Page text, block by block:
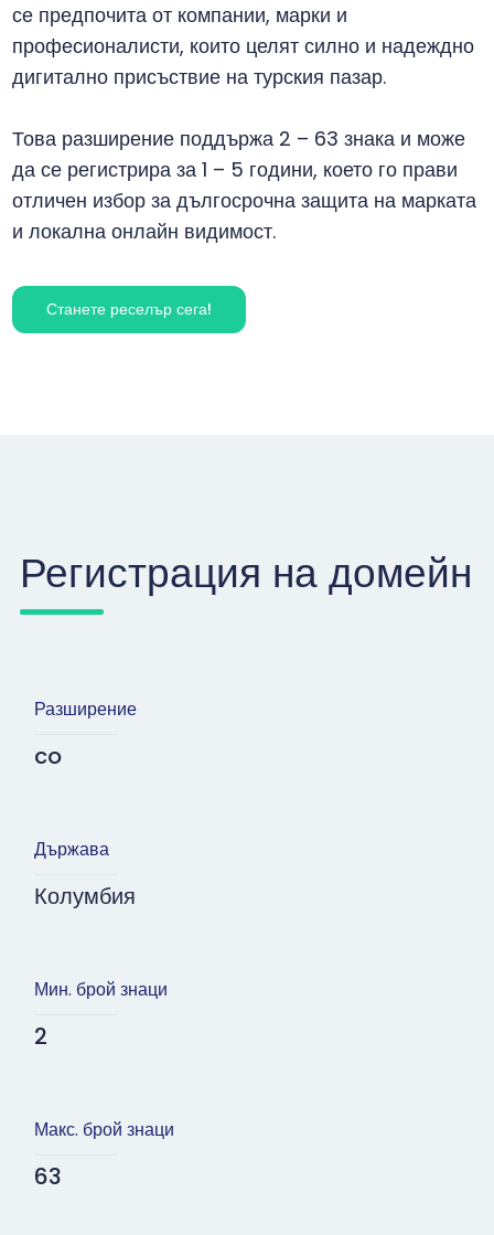
се предпочита от компании, марки и
професионалисти, които целят силно и надеждно
дигитално присъствие на турския пазар.
Това разширение поддържа 2 – 63 знака и може
да се регистрира за 1 – 5 години, което го прави
отличен избор за дългосрочна защита на марката
и локална онлайн видимост.
Станете реселър сега!
Регистрация на домейн
Разширение
co
Държава
Колумбия
Мин. брой знаци
2
Макс. брой знаци
63